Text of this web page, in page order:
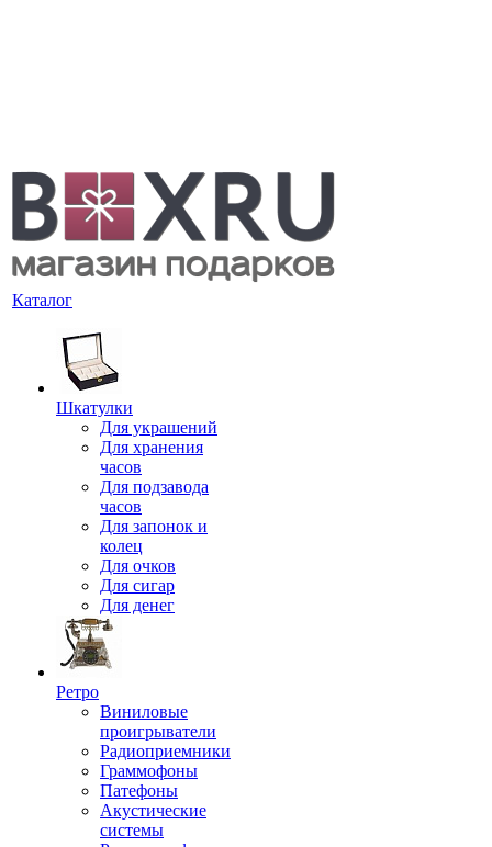
Каталог
Шкатулки
Для украшений
Для хранения
часов
Для подзавода
часов
Для запонок и
колец
Для очков
Для сигар
Для денег
Ретро
Виниловые
проигрыватели
Радиоприемники
Граммофоны
Патефоны
Акустические
системы